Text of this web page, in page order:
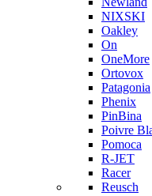
NIXSKI
Oakley
On
OneMore
Ortovox
Patagonia
Phenix
PinBina
Poivre
Pomoca
R-JET
Racer
Reusch